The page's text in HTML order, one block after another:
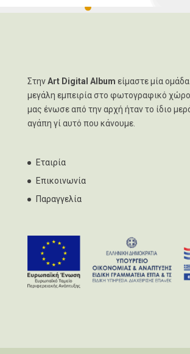
ΣτηνArt Digital Album είμαστε μία
μεγάλη εμπειρία στο φωτογραφικό
μας ένωσε από την αρχή ήταν το ίδιο
αγάπη γί αυτό που κάνουμε.
Εταιρία
Επικοινωνία
Παραγγελία